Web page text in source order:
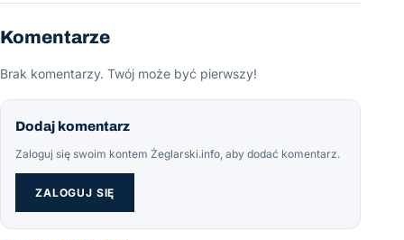
Komentarze
Brak komentarzy. Twój może być pierwszy!
Dodaj komentarz
Zaloguj się swoim kontem Żeglarski.info, aby dodać komentarz.
ZALOGUJ SIĘ